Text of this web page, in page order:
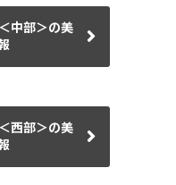
中部＞の美
西部＞の美